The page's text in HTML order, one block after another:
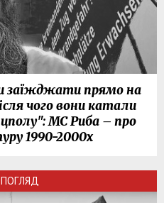
заїжджати прямо на
чого вони катали
МС Риба – про
1990-2000х